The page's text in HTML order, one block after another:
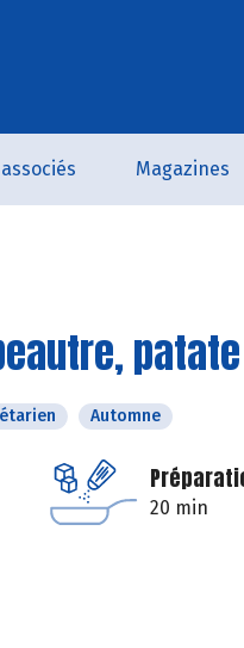
Magazines
Automne
20 min